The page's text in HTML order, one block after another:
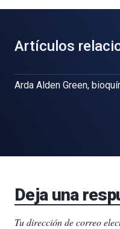
Artículos
Arda Alden Green,
Deja una
Tu dirección de correo